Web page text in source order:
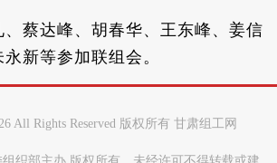
蔡达峰、胡春华、王东峰、姜信
新等参加联组会。
All Rights Reserved 版权所有 甘肃组工网